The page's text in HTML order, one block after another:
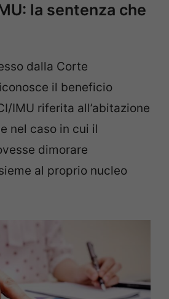
la sentenza che
dalla Corte
il beneficio
IMU riferita all’abitazione
nel caso in cui il
dimorare
al proprio nucleo